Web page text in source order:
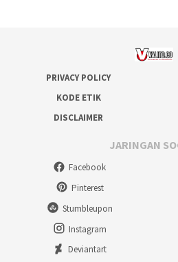
PRIVACY POLICY
KODE ETIK
DISCLAIMER
JARINGAN
Facebook
Pinterest
Stumbleupon
Instagram
Deviantart